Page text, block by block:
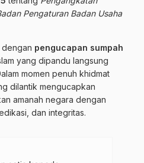
Pengaturan Badan Usaha
pengucapan sumpah
yang dipandu langsung
momen penuh khidmat
dilantik mengucapkan
amanah negara dengan
dan integritas.